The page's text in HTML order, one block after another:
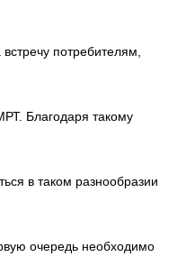
потребителям,
Благодаря такому
в таком разнообразии
очередь необходимо